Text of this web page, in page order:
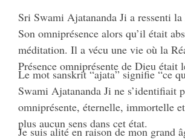
Sri Swami Ajatananda Ji a ressenti
Son omniprésence alors qu’il était
méditation. Il a vécu une vie où la
Présence omniprésente de Dieu était
Le mot sanskrit “ajata” signifie “ce
Swami Ajatananda Ji ne s’identifiait
omniprésente, éternelle, immortelle
plus aucun sens dans cet état.
Je suis alité en raison de mon grand